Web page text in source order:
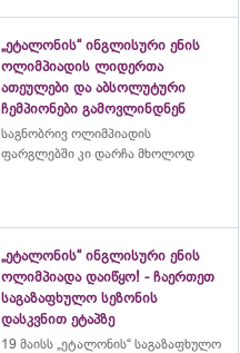
„ეტალონის“ ინგლისური ენის
ოლიმპიადის ლიდერთა
ათეულები და აბსოლუტური
ჩემპიონები გამოვლინდნენ
საგნობრივ ოლიმპიადის
ფარგლებში კი დარჩა მხოლოდ
„ეტალონის“ ინგლისური ენის
ოლიმპიადა დაიწყო! - ჩაერთეთ
საგაზაფხულო სეზონის
დასკვნით ეტაპზე
19 მაისს „ეტალონის“ საგაზაფხულო